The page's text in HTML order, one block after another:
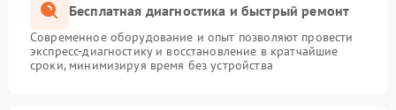
Бесплатная диагностика и быстрый ремонт
Современное оборудование и опыт позволяют провести
экспресс-диагностику и восстановление в кратчайшие
сроки, минимизируя время без устройства